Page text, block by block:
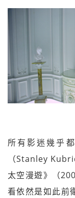
所有影迷幾乎
（Stanley
太空漫遊》（
看依然是如此前